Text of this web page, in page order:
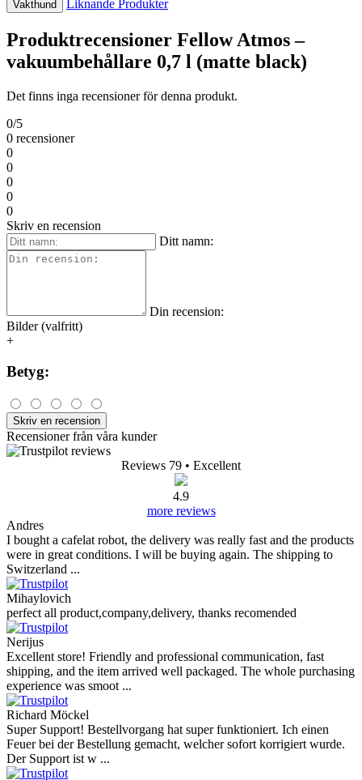
Vakthund Liknande Produkter
Produktrecensioner Fellow Atmos –
vakuumbehållare 0,7 l (matte black)
Det finns inga recensioner för denna produkt.
0/5
0 recensioner
0
0
0
0
0
Skriv en recension
Ditt namn:
Din recension:
Bilder (valfritt)
+
Betyg:
Skriv en recension
Recensioner från våra kunder
Reviews 79 • Excellent
4.9
more reviews
Andres
I bought a cafelat robot, the delivery was really fast and the products
were in great conditions. I will be buying again. The shipping to
Switzerland ...
Mihaylovich
perfect all product,company,delivery, thanks recomended
Nerijus
Excellent store! Friendly and professional communication, fast
shipping, and the item arrived well packaged. The whole purchasing
experience was smoot ...
Richard Möckel
Super Support! Bestellvorgang hat super funktioniert. Ich einen
Feuer bei der Bestellung gemacht, welcher sofort korrigiert wurde.
Der Support ist w ...